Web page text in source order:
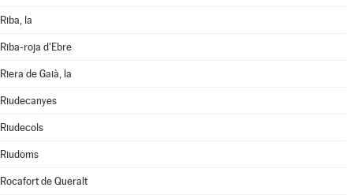
Riba, la
Riba-roja d'Ebre
Riera de Gaià, la
Riudecanyes
Riudecols
Riudoms
Rocafort de Queralt